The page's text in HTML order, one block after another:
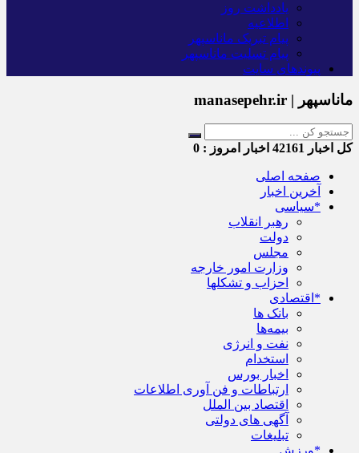
یادداشت روز
اطلاعیه
پیام تبریک ماناسپهر
پیام تسلیت ماناسپهر
پیوندهای سایت
ماناسپهر | manasepehr.ir
کل اخبار اخبار امروز : 0
صفحه اصلی
آخرین اخبار
*سیاسی
رهبر انقلاب
دولت
مجلس
وزارت امور خارجه
احزاب و تشکلها
*اقتصادی
بانک ها
بیمه‌ها
نفت و انرژی
استخدام
اخبار بورس
ارتباطات و فن آوری اطلاعات
اقتصاد بین الملل
آگهی های دولتی
تبلیغات